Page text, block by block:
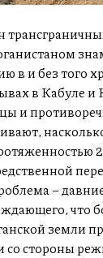
в и без того
в Кабуле и
и
–
что
земли
со стороны